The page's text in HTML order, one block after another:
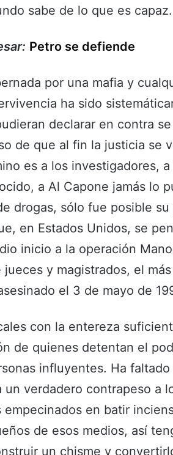
sabe de lo que es capaz.
Petro se defiende
por una mafia y
ha sido
declarar en contra
de que al fin la justicia se
es a los investigadores,
a Al Capone jamás lo
drogas, sólo fue posible
en Estados Unidos, se
inicio a la operación
y magistrados, el
el 3 de mayo de
con la entereza
de quienes detentan el
influyentes. Ha faltado
verdadero contrapeso a
en batir
de esos medios, así
un chisme y